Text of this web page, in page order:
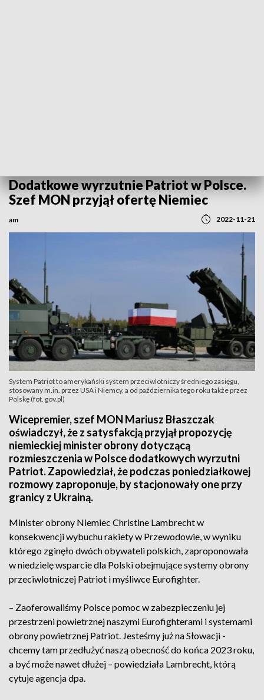
Dodatkowe wyrzutnie Patriot w Polsce.
Szef MON przyjął ofertę Niemiec
am 2022-11-21
System Patriot to amerykański system przeciwlotniczy średniego zasięgu,
stosowany m.in. przez USA i Niemcy, a od października tego roku także przez
Polskę (fot. gov.pl)
Wicepremier, szef MON Mariusz Błaszczak
oświadczył, że z satysfakcją przyjął propozycję
niemieckiej minister obrony dotyczącą
rozmieszczenia w Polsce dodatkowych wyrzutni
Patriot. Zapowiedział, że podczas poniedziałkowej
rozmowy zaproponuje, by stacjonowały one przy
granicy z Ukrainą.
Minister obrony Niemiec Christine Lambrecht w
konsekwencji wybuchu rakiety w Przewodowie, w wyniku
którego zginęło dwóch obywateli polskich, zaproponowała
w niedzielę wsparcie dla Polski obejmujące systemy obrony
przeciwlotniczej Patriot i myśliwce Eurofighter.
– Zaoferowaliśmy Polsce pomoc w zabezpieczeniu jej
przestrzeni powietrznej naszymi Eurofighterami i systemami
obrony powietrznej Patriot. Jesteśmy już na Słowacji -
chcemy tam przedłużyć naszą obecność do końca 2023 roku,
a być może nawet dłużej – powiedziała Lambrecht, którą
cytuje agencja dpa.